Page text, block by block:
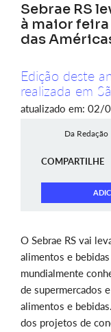
Sebrae RS
à maior
das
Edição deste
realizada em
atualizado em: 02/
Da Redação
COMPARTILHE
O Sebrae RS vai
alimentos e
mundialmente
de supermercados
alimentos e
dos projetos de